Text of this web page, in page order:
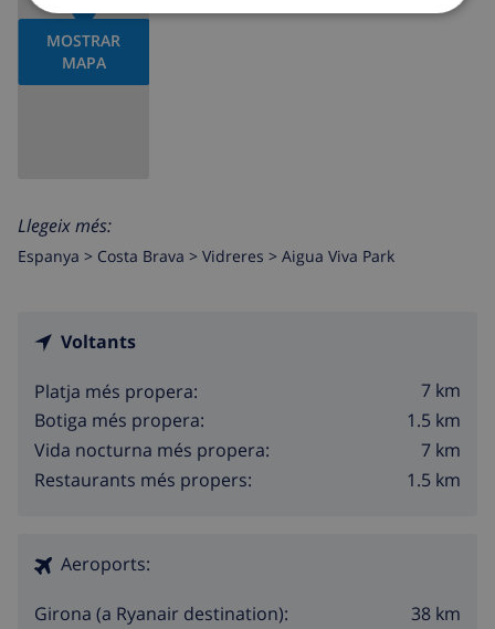
MOSTRAR
MAPA
Llegeix més:
Espanya > Costa Brava > Vidreres > Aigua Viva Park
Voltants
Platja més propera:
7 km
Botiga més propera:
1.5 km
Vida nocturna més propera:
7 km
Restaurants més propers:
1.5 km
Aeroports:
Girona (a Ryanair destination):
38 km